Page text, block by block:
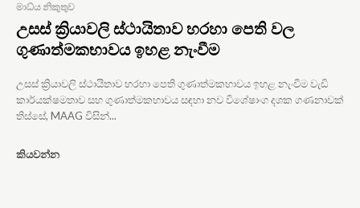
මාධ්ය නිකුතුව
උසස් ක්‍රියාවලි ස්ථායිතාව හරහා පෙති වල
ගුණාත්මකභාවය ඉහළ නැංවීම
උසස් ක්‍රියාවලි ස්ථායිතාව හරහා පෙති ගුණාත්මකභාවය ඉහළ නැංවීම වැඩි
කාර්යක්ෂමතාව සහ ගුණාත්මකභාවය සඳහා නව විශේෂාංග දශක ගණනාවක්
තිස්සේ, MAAG විසින්...
කියවන්න